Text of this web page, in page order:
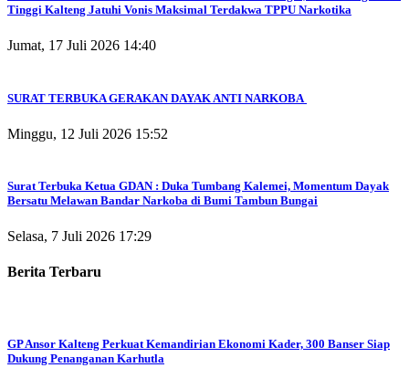
Tinggi Kalteng Jatuhi Vonis Maksimal Terdakwa TPPU Narkotika
Jumat, 17 Juli 2026 14:40
SURAT TERBUKA GERAKAN DAYAK ANTI NARKOBA
Minggu, 12 Juli 2026 15:52
Surat Terbuka Ketua GDAN : Duka Tumbang Kalemei, Momentum Dayak
Bersatu Melawan Bandar Narkoba di Bumi Tambun Bungai
Selasa, 7 Juli 2026 17:29
Berita Terbaru
GP Ansor Kalteng Perkuat Kemandirian Ekonomi Kader, 300 Banser Siap
Dukung Penanganan Karhutla